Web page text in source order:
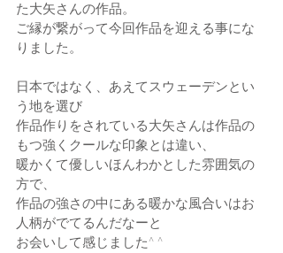
た大矢さんの作品。
ご縁が繋がって今回作品を迎える事にな
りました。
日本ではなく、あえてスウェーデンとい
う地を選び
作品作りをされている大矢さんは作品の
もつ強くクールな印象とは違い、
暖かくて優しいほんわかとした雰囲気の
方で、
作品の強さの中にある暖かな風合いはお
人柄がでてるんだなーと
お会いして感じました^ ^